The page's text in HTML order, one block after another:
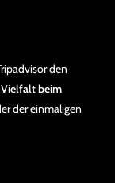
den
beim
der einmaligen